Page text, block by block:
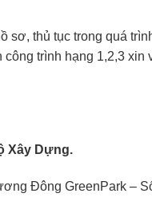
sơ, thủ tục trong quá
trình hạng 1,2,3 xin
Xây Dựng.
Đông GreenPark –